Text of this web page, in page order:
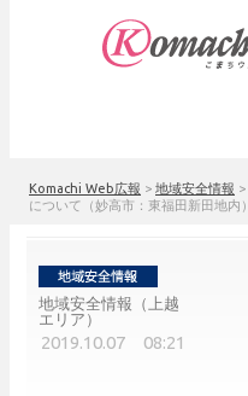
Komachi Web広報 > 地域安全情報 >
について（妙高市：東福田新田地内）
地域安全情報（上越
エリア）
2019.10.07 08:21